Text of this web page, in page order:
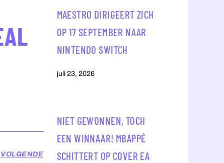
VOLGENDE
MAESTRO DIRIGEERT ZICH
OP 17 SEPTEMBER NAAR
NINTENDO SWITCH
juli 23, 2026
NIET GEWONNEN, TOCH
EEN WINNAAR! MBAPPÉ
SCHITTERT OP COVER EA